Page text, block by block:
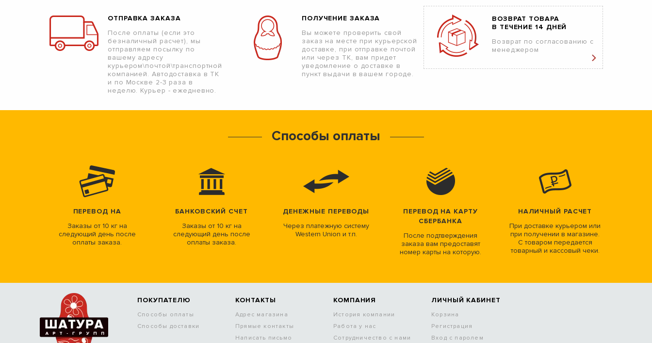
ОТПРАВКА ЗАКАЗА
После оплаты (если это
безналичный расчет), мы
отправляем посылку по
вашему адресу
курьером\почтой\транспортной
компанией. Автодоставка в ТК
и по Москве 2-3 раза в
неделю. Курьер - ежедневно.
ПОЛУЧЕНИЕ ЗАКАЗА
Вы можете проверить свой
заказ на месте при курьерской
доставке, при отправке почтой
или через ТК, вам придет
уведомление о доставке в
пункт выдачи в вашем городе.
ВОЗВРАТ ТОВАРА
В ТЕЧЕНИЕ 14 ДНЕЙ
Возврат по согласованию с
менеджером
Способы оплаты
ПЕРЕВОД НА
Заказы от 10 кг на
следующий день после
оплаты заказа.
БАНКОВСКИЙ СЧЕТ
Заказы от 10 кг на
следующий день после
оплаты заказа.
ДЕНЕЖНЫЕ ПЕРЕВОДЫ
Через платежную систему
Western Union и т.п.
ПЕРЕВОД НА КАРТУ
СБЕРБАНКА
После подтверждения
заказа вам предоставят
номер карты на которую.
НАЛИЧНЫЙ РАСЧЕТ
При доставке курьером или
при получении в магазине.
С товаром передается
товарный и кассовый чеки.
ПОКУПАТЕЛЮ
Способы оплаты
Способы доставки
КОНТАКТЫ
Адрес магазина
Прямые контакты
Написать письмо
КОМПАНИЯ
История компании
Работа у нас
Сотрудничество с нами
ЛИЧНЫЙ КАБИНЕТ
Корзина
Регистрация
Вход с паролем